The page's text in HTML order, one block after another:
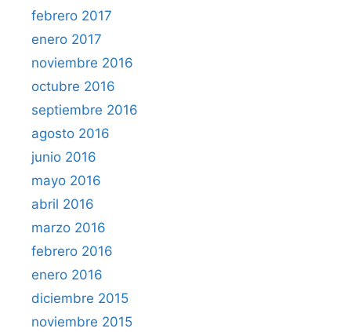
febrero 2017
enero 2017
noviembre 2016
octubre 2016
septiembre 2016
agosto 2016
junio 2016
mayo 2016
abril 2016
marzo 2016
febrero 2016
enero 2016
diciembre 2015
noviembre 2015